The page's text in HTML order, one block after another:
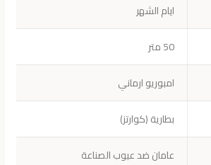
ايام الشهر
50 متر
امبوريو ارماني
بطارية (كوارتز)
عامان ضد عيوب الصناعة